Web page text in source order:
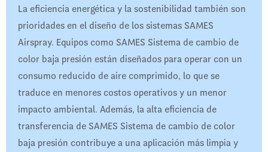
La eficiencia energética y la sostenibilidad también son
prioridades en el diseño de los sistemas SAMES
Airspray. Equipos como SAMES Sistema de cambio de
color baja presión están diseñados para operar con un
consumo reducido de aire comprimido, lo que se
traduce en menores costos operativos y un menor
impacto ambiental. Además, la alta eficiencia de
transferencia de SAMES Sistema de cambio de color
baja presión contribuye a una aplicación más limpia y